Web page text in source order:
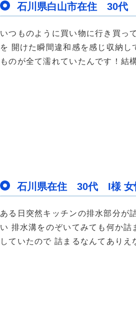
石川県白山市在住 30代
いつものように買い物に行き買っ
を 開けた瞬間違和感を感じ収納
ものが全て濡れていたんです！結
石川県在住 30代 I様 女
ある日突然キッチンの排水部分が
い 排水溝をのぞいてみても何か
していたので 詰まるなんてあり